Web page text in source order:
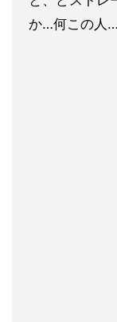
か…何この人…